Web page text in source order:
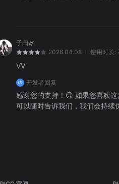
子曰🌿
2026.04.08
使用时长:
VV
开发者回复
感谢您的支持！😊 如果您喜欢
可以随时告诉我们，我们会持续